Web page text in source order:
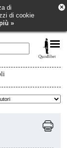
di
di cookie
»
×